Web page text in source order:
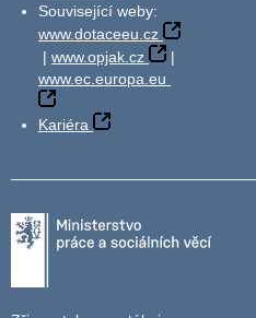
Související weby:
www.dotaceeu.cz
| www.opjak.cz
|
www.ec.europa.eu
Kariéra